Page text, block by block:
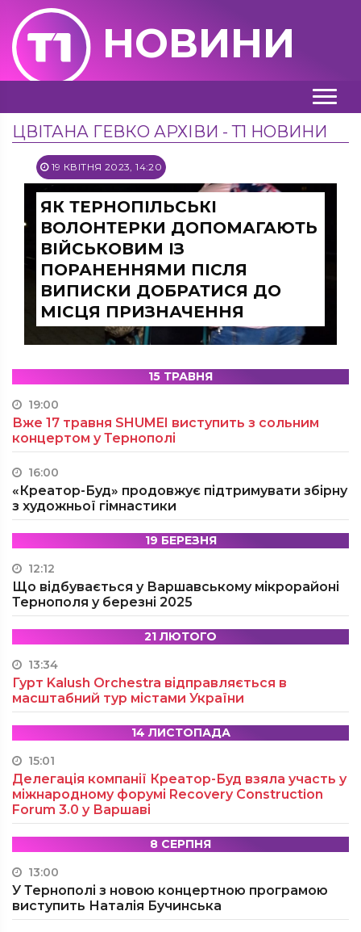
НОВИНИ
ЦВІТАНА ГЕВКО АРХІВИ - Т1 НОВИНИ
19 КВІТНЯ 2023, 14:20
ЯК ТЕРНОПІЛЬСЬКІ
ВОЛОНТЕРКИ ДОПОМАГАЮТЬ
ВІЙСЬКОВИМ ІЗ
ПОРАНЕННЯМИ ПІСЛЯ
ВИПИСКИ ДОБРАТИСЯ ДО
МІСЦЯ ПРИЗНАЧЕННЯ
15 ТРАВНЯ
19:00
Вже 17 травня SHUMEI виступить з сольним
концертом у Тернополі
16:00
«Креатор-Буд» продовжує підтримувати збірну
з художньої гімнастики
19 БЕРЕЗНЯ
12:12
Що відбувається у Варшавському мікрорайоні
Тернополя у березні 2025
21 ЛЮТОГО
13:34
Гурт Kalush Orchestra відправляється в
масштабний тур містами України
14 ЛИСТОПАДА
15:01
Делегація компанії Креатор-Буд взяла участь у
міжнародному форумі Recovery Construction
Forum 3.0 у Варшаві
8 СЕРПНЯ
13:00
У Тернополі з новою концертною програмою
виступить Наталія Бучинська